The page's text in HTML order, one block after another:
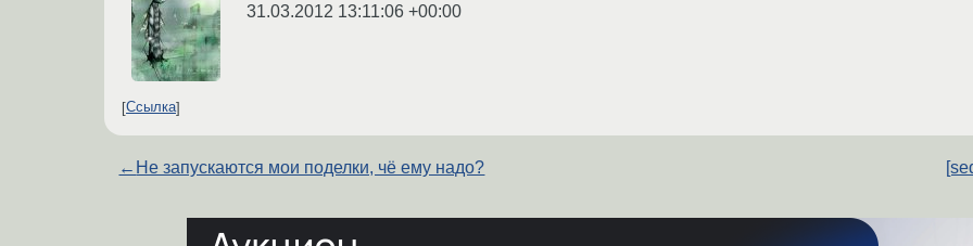
31.03.2012 13:11:06 +00:00
Ссылка
← Не запускаются мои поделки, чё ему надо?